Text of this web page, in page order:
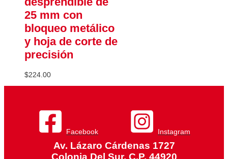
25 mm con
bloqueo metálico
y hoja de corte de
precisión
$224.00
Facebook Instagram
Av. Lázaro Cárdenas 1727
Colonia Del Sur, C.P. 44920